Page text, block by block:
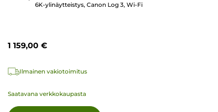
6K-ylinäytteistys, Canon Log 3, Wi-Fi
1 159,00 €
Ilmainen vakiotoimitus
Saatavana verkkokaupasta